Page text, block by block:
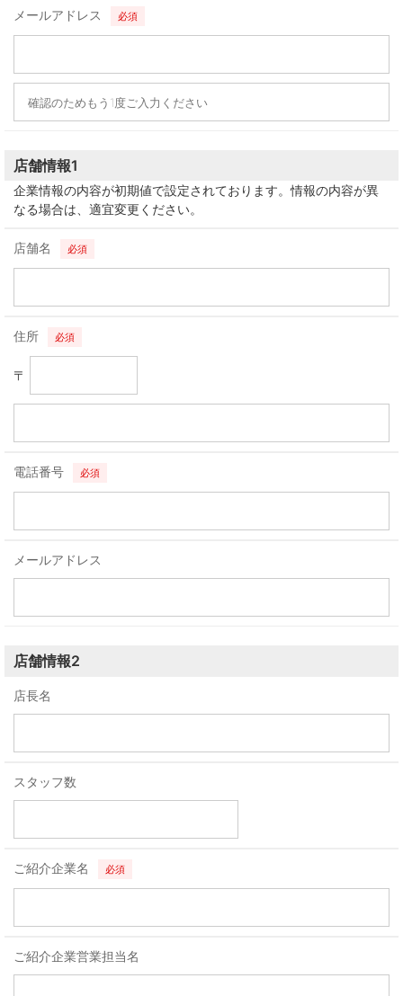
メールアドレス 必須
店舗情報1
企業情報の内容が初期値で設定されております。情報の内容が異
なる場合は、適宜変更ください。
店舗名 必須
住所 必須
〒
電話番号 必須
メールアドレス
店舗情報2
店長名
スタッフ数
ご紹介企業名 必須
ご紹介企業営業担当名